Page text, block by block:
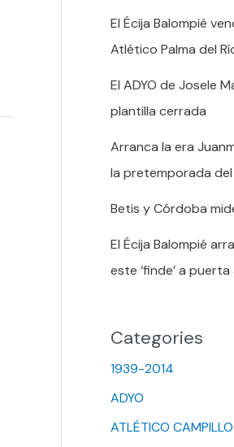
El Écija Balompié
Atlético Palma del
El ADYO de Josele
plantilla cerrada
Arranca la era
la pretemporada del
Betis y Córdoba
El Écija Balompié
este ‘finde’ a
Categories
1939-2014
ADYO
ATLÉTICO CAMPILLO